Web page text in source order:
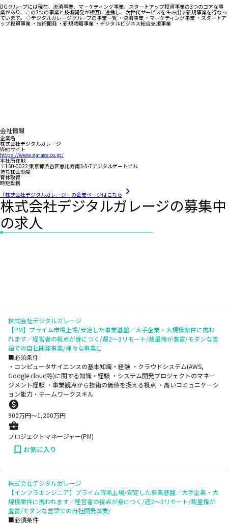
DGグループには現在、決済事業、マーケティング事業、スタートアップ投資事業の3つのコアな事
業があり、この3つの事業と技術開発が相互に連携し、次世代サービスを生み出す新規事業を行なっ
ています。 ◇デジタルガレージグループの事業一覧 ・決済事業 ・マーケティング事業 ・スタートア
ップ投資事業 ・技術開発 ・新規戦略事業 ・デジタルビジネス総合支援事業
会社情報
企業名
株式会社デジタルガレージ
Webサイト
https://www.garage.co.jp/
本社所在地
〒150-0022 東京都渋谷区恵比寿南3-5-7デジタルゲートビル
持ち株会制度
育休取得
時短勤務
「株式会社デジタルガレージ」の企業ページはこちら
株式会社デジタルガレージの募集中
の求人
株式会社デジタルガレージ
【PM】プライム市場上場/安定した事業基盤／大手企業・大規模案件に携わ
れます／経営者の視点が身につく/週2～3リモート/裁量権が豊富/モダンな言
語での自社開発事業/様々な事業に
■必須条件
・コンピュータサイエンスの基本知識・経験 ・クラウドシステム(AWS,
Google cloud等)に関する知識・経験 ・システム開発プロジェクトのマネー
ジメント経験 ・事業観点から技術の価値を捉える視点 ・高いコミュニケーシ
ョン能力・チームワークスキル
900万円〜1,200万円
プロジェクトマネージャー(PM)
お気に入り
株式会社デジタルガレージ
【インフラエンジニア】プライム市場上場/安定した事業基盤／大手企業・大
規模案件に携われます／経営者の視点が身につく/週2～3リモート/裁量権が
豊富/モダンな言語での自社開発事業/
■必須条件